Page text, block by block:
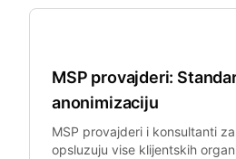
MSP provajderi:
anonimizaciju
MSP provajderi i konsultanti
opsluzuju vise klijentskih